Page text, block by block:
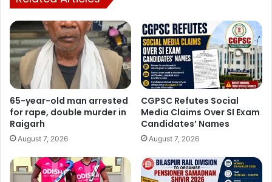
Manish Tiwari
65-year-old man arrested
for rape, double murder in
Raigarh
August 7, 2026
CGPSC Refutes Social
Media Claims Over SI Exam
Candidates’ Names
August 7, 2026